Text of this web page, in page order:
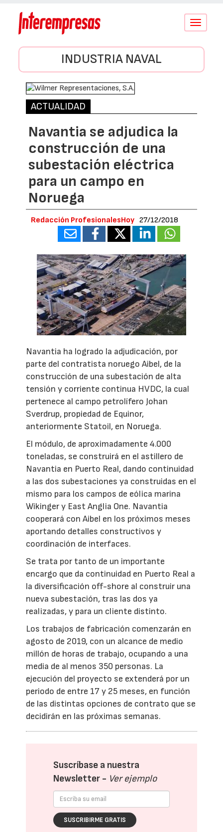
Conmutar
INDUSTRIA NAVAL
ACTUALIDAD
Navantia se adjudica la
construcción de una
subestación eléctrica
para un campo en
Noruega
Redacción ProfesionalesHoy 27/12/2018
Navantia ha logrado la adjudicación, por
parte del contratista noruego Aibel, de la
construcción de una subestación de alta
tensión y corriente continua HVDC, la cual
pertenece al campo petrolífero Johan
Sverdrup, propiedad de Equinor,
anteriormente Statoil, en Noruega.
El módulo, de aproximadamente 4.000
toneladas, se construirá en el astillero de
Navantia en Puerto Real, dando continuidad
a las dos subestaciones ya construidas en el
mismo para los campos de eólica marina
Wikinger y East Anglia One. Navantia
cooperará con Aibel en los próximos meses
aportando detalles constructivos y
coordinación de interfaces.
Se trata por tanto de un importante
encargo que da continuidad en Puerto Real a
la diversificación off-shore al construir una
nueva subestación, tras las dos ya
realizadas, y para un cliente distinto.
Los trabajos de fabricación comenzarán en
agosto de 2019, con un alcance de medio
millón de horas de trabajo, ocupando a una
media de al menos 350 personas. La
ejecución del proyecto se extenderá por un
periodo de entre 17 y 25 meses, en función
de las distintas opciones de contrato que se
decidirán en las próximas semanas.
Suscríbase a nuestra
Newsletter - Ver ejemplo
SUSCRIBIRME GRATIS